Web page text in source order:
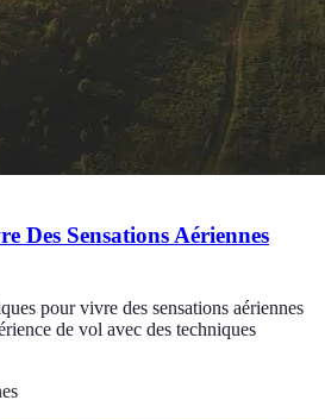
Des Sensations Aériennes
pour vivre des sensations aériennes
de vol avec des techniques